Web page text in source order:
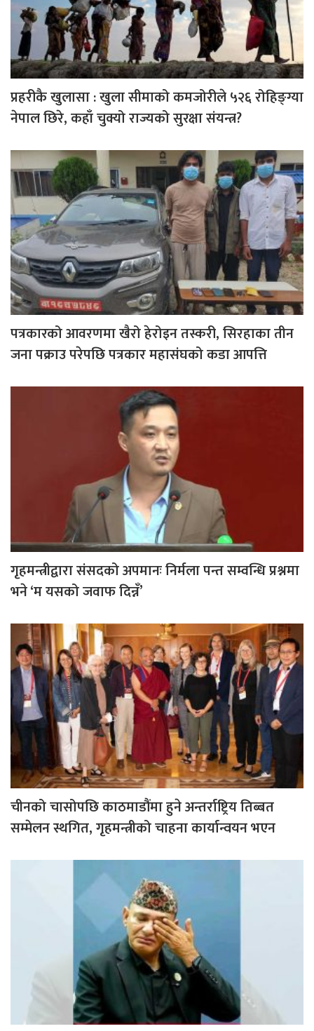
प्रहरीकै खुलासा : खुला सीमाको कमजोरीले ५२६ रोहिङ्ग्या
नेपाल छिरे, कहाँ चुक्यो राज्यको सुरक्षा संयन्त्र?
पत्रकारको आवरणमा खैरो हेरोइन तस्करी, सिरहाका तीन
जना पक्राउ परेपछि पत्रकार महासंघको कडा आपत्ति
गृहमन्त्रीद्वारा संसदको अपमानः निर्मला पन्त सम्वन्धि प्रश्नमा
भने ‘म यसको जवाफ दिन्नँ’
चीनको चासोपछि काठमाडौंमा हुने अन्तर्राष्ट्रिय तिब्बत
सम्मेलन स्थगित, गृहमन्त्रीको चाहना कार्यान्वयन भएन